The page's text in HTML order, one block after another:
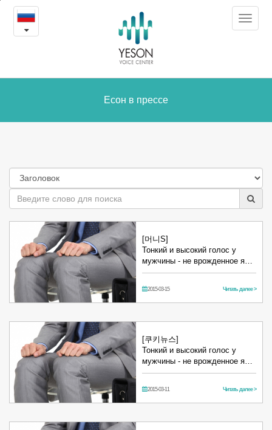
Есон
Toggle
Есон в прессе
[머니S]
Тонкий и высокий голос у
мужчины - не врожденное я…
2015-03-15 Читать далее >
[쿠키뉴스]
Тонкий и высокий голос у
мужчины - не врожденное я…
2015-03-11 Читать далее >